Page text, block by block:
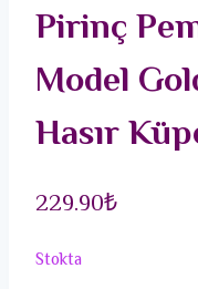
Pirinç
Model
Hasır
229.90₺
Stokta